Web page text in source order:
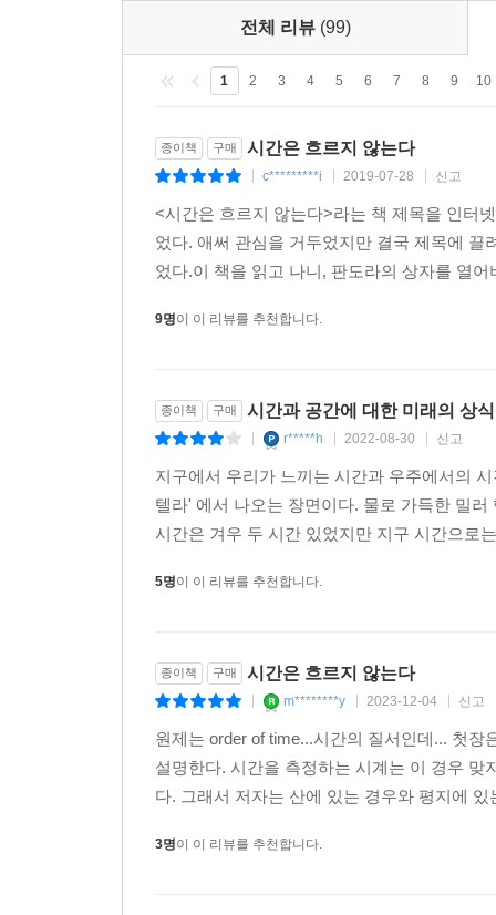
유일하다고 생각한 ‘시간’이라는 양은 시간들의
않을 것이다. 대신 여러 지역의 시간 속에서 사
살펴볼 것이다. 세상은 사령관의 구령에 맞춰
세상일은 아주 복잡하다. 현실은 겉으로 보이는
공 모양인 것처럼. 온 우주에 공통의 현재는 존
현재가 있지만 멀리 있는 은하에는 그것이 ‘현재
있는 세상을 본 것일 뿐이다.
그래서 결국 우리는 세상에 존재하는 수많은
구조의 복잡한 개념, 이것이 우리의 시간이다.
세상에 남아 있는 가장 큰 신비,
‘시간’에 관한 전우주적 이야기
발전이 우리의 시간관념을 어떻게 변화시켰는지
복잡한 관계로 인해 변화하는 우주. 하지만 인간
세계는 우주에게 ‘보편’이 아니라 ‘특수’의 경우인
이 책은 시간에 관한 이 우주의 거대한 이야기를
나아가 지구의 시간 아니, 우주의 시간 즉 ‘시간의
전체 리뷰 (99)
1 2 3 4 5 6 7 8 9 10
종이책 구매 시간은 흐르지 않는다
c*********i 2019-07-28 신고
<시간은 흐르지 않는다>라는 책 제목을 인터
었다. 애써 관심을 거두었지만 결국 제목에
었다.이 책을 읽고 나니, 판도라의 상자를 열
9명이 이 리뷰를 추천합니다.
종이책 구매 시간과 공간에 대한 미래의 상식
r*****h 2022-08-30 신고
지구에서 우리가 느끼는 시간과 우주에서의
텔라' 에서 나오는 장면이다. 물로 가득한 밀
시간은 겨우 두 시간 있었지만 지구 시간으로
5명이 이 리뷰를 추천합니다.
종이책 구매 시간은 흐르지 않는다
m********y 2023-12-04 신고
원제는 order of time...시간의 질서인데... 첫
설명한다. 시간을 측정하는 시계는 이 경우
다. 그래서 저자는 산에 있는 경우와 평지에
3명이 이 리뷰를 추천합니다.